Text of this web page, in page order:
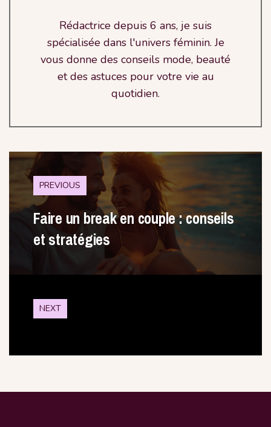
Rédactrice depuis 6 ans, je suis
spécialisée dans l'univers féminin. Je
vous donne des conseils mode, beauté
et des astuces pour votre vie au
quotidien.
PREVIOUS
Faire un break en couple : conseils
et stratégies
NEXT